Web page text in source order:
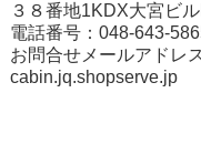
３８番地1KDX大宮ビ
電話番号：048-643-
お問合せメールアドレ
cabin.jq.shopserve.jp